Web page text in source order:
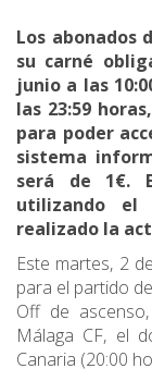
Los abonados
su carné
junio a las
las 23:59
para poder
sistema
será de 1€.
utilizando el
realizado la
Este martes, 2
para el partido
Off de
Málaga CF, el
Canaria (20:00